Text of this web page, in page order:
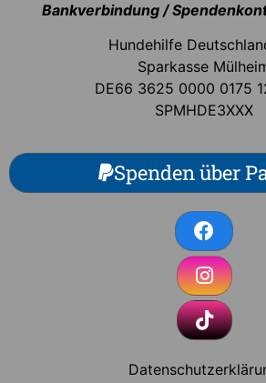
Bankverbindung /
Hundehilfe
Sparkasse
DE66 3625 0000 0175
SPMHDE3XXX
Spenden über